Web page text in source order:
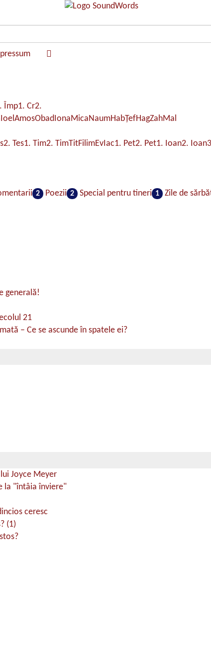
Împ1. Cr2.
IoelAmosObadIonaMicaNaumHabŢefHagZahMal
2. Tes1. Tim2. TimTitFilimEvIac1. Pet2. Pet1. Ioan2. Ioan
2 Poezii 2 Special pentru tineri 1 Zile de
generală!
21
– Ce se ascunde în spatele ei?
Joyce Meyer
la "întâia înviere"
ceresc
(1)